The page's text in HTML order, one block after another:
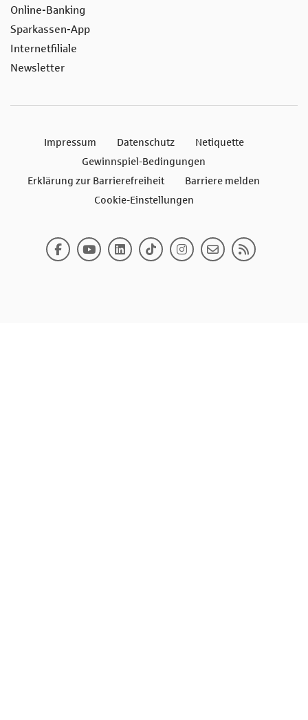
Online-Banking
Sparkassen-App
Internetfiliale
Newsletter
Impressum Datenschutz
Netiquette
Gewinnspiel-Bedingungen
Erklärung zur Barrierefreiheit
Barriere melden
Cookie-Einstellungen